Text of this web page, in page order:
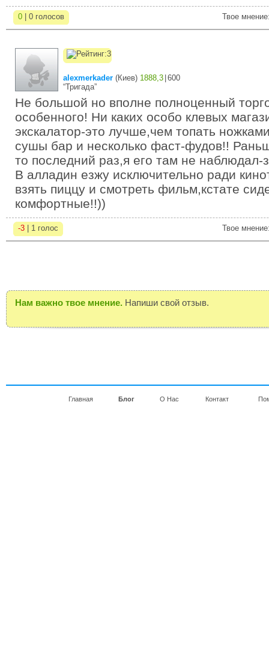
0 | 0 голосов Твое
alexmerkader (Киев) 1888,3 600
“Тригада”
Не большой но вполне полноценный
особенного! Ни каких особо клевых
экскалатор-это лучше,чем топать
сушы бар и несколько фаст-фудов!!
то последний раз,я его там не наблюдал-
В алладин езжу исключительно ради
взять пиццу и смотреть фильм,кстате
комфортные!!))
-3 | 1 голос Твое
Нам важно твое мнение. Напиши свой отзыв.
Главная Блог О Нас Контакт